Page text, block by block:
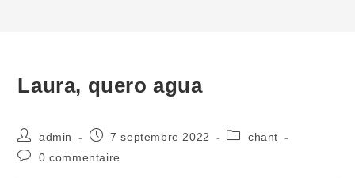
Laura, quero agua
admin 7 septembre 2022
chant
0 commentaire